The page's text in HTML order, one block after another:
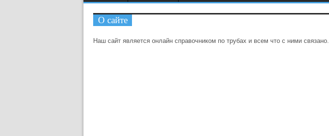
О сайте
Наш сайт является онлайн справочником по трубах и всем что с ними связано.